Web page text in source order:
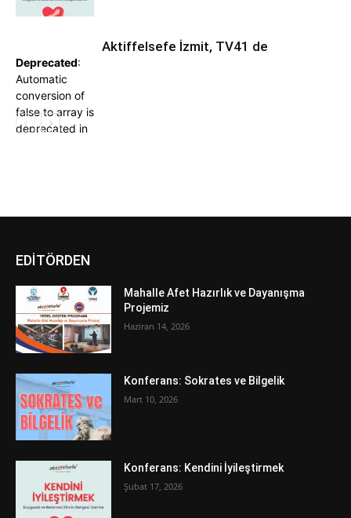
Deprecated:
Automatic
conversion of
false to array is
deprecated in
Aktiffelsefe İzmit, TV41 de
EDİTÖRDEN
Mahalle Afet Hazırlık ve Dayanışma
Projemiz
Haziran 14, 2026
Konferans: Sokrates ve Bilgelik
Mart 10, 2026
Konferans: Kendini İyileştirmek
Şubat 17, 2026